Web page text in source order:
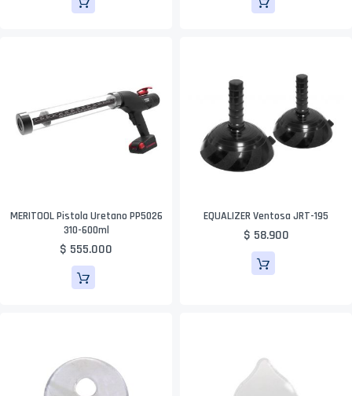
MERITOOL Pistola Uretano PP5026
310-600ml
$ 555.000
EQUALIZER Ventosa JRT-195
$ 58.900